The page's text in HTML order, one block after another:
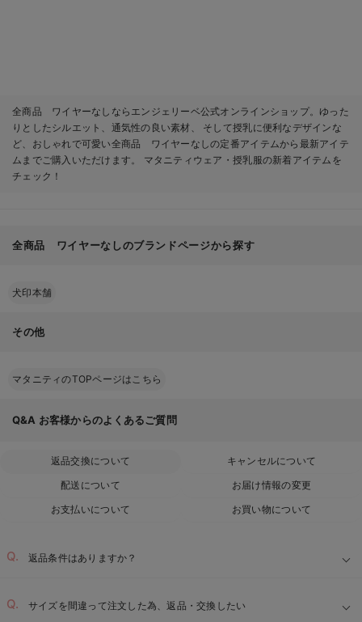
全商品 ワイヤーなしならエンジェリーベ公式オンラインショップ。ゆった
りとしたシルエット、通気性の良い素材、 そして授乳に便利なデザインな
ど、おしゃれで可愛い全商品 ワイヤーなしの定番アイテムから最新アイテ
ムまでご購入いただけます。 マタニティウェア・授乳服の新着アイテムを
チェック！
全商品 ワイヤーなしのブランドページから探す
犬印本舗
その他
マタニティのTOPページはこちら
Q&A お客様からのよくあるご質問
返品交換について
キャンセルについて
配送について
お届け情報の変更
お支払いについて
お買い物について
返品条件はありますか？
サイズを間違って注文した為、返品・交換したい